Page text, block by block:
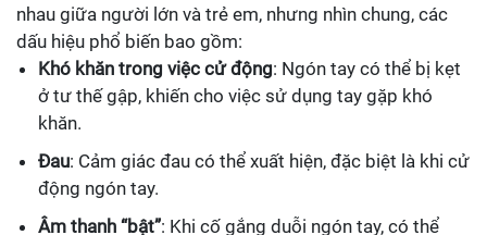
nhau giữa người lớn và trẻ em, nhưng nhìn chung, các
dấu hiệu phổ biến bao gồm:
Khó khăn trong việc cử động: Ngón tay có thể bị kẹt
ở tư thế gập, khiến cho việc sử dụng tay gặp khó
khăn.
Đau: Cảm giác đau có thể xuất hiện, đặc biệt là khi cử
động ngón tay.
Âm thanh “bật”: Khi cố gắng duỗi ngón tay, có thể